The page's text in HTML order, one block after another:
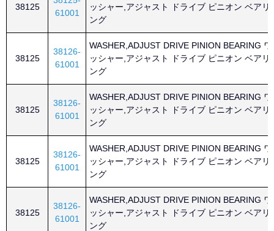
38125
61001
ッシャー,アジャスト ドライブ ピニオン ベアリ
ング
38125
38126-
61001
WASHER,ADJUST DRIVE PINION BEARING ワ
ッシャー,アジャスト ドライブ ピニオン ベアリ
ング
38125
38126-
61001
WASHER,ADJUST DRIVE PINION BEARING ワ
ッシャー,アジャスト ドライブ ピニオン ベアリ
ング
38125
38126-
61001
WASHER,ADJUST DRIVE PINION BEARING ワ
ッシャー,アジャスト ドライブ ピニオン ベアリ
ング
38125
38126-
61001
WASHER,ADJUST DRIVE PINION BEARING ワ
ッシャー,アジャスト ドライブ ピニオン ベアリ
ング